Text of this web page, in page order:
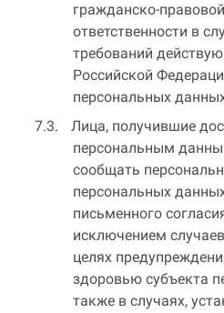
гражданско-
ответственности в
требований
Российской
персональных
Лица, получившие
персональным
сообщать
персональных
письменного
исключением
целях
здоровью субъекта
также в случаях,